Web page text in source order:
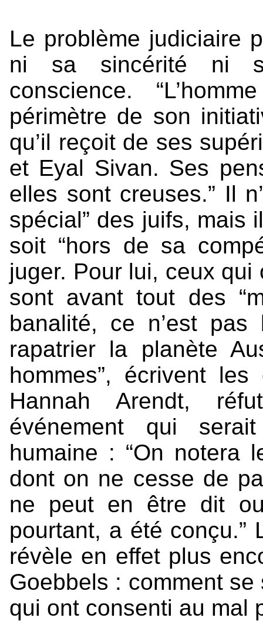
Le problème judiciaire
ni sa sincérité ni
conscience.
périmètre de son
qu’il reçoit de ses
et Eyal Sivan. Ses
elles sont creuses.” Il
spécial” des juifs, mais
soit “hors de sa
juger. Pour lui, ceux
sont avant tout des
banalité, ce n’est pas
rapatrier la planète
hommes”, écrivent
Hannah Arendt,
événement qui
humaine : “On notera
dont on ne cesse de
ne peut en être dit
pourtant, a été conçu.”
révèle en effet plus
Goebbels : comment
qui ont consenti au mal